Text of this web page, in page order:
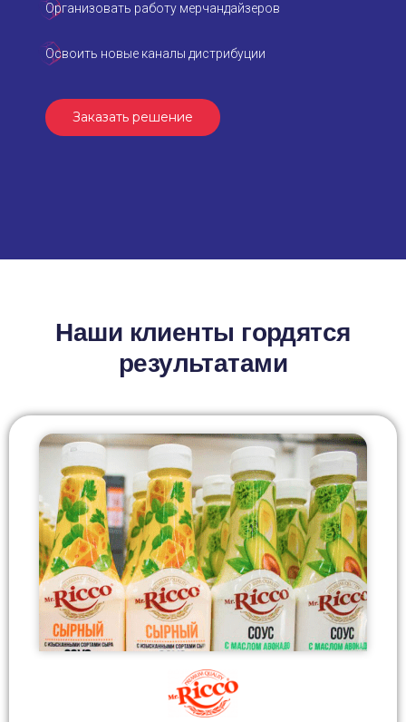
Организовать работу мерчандайзеров
Освоить новые каналы дистрибуции
Заказать решение
Наши клиенты гордятся
результатами